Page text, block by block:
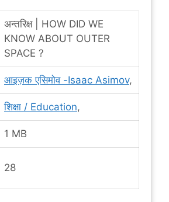
अन्तरिक्ष | HOW DID WE
KNOW ABOUT OUTER
SPACE ?
आइज़क एसिमोव -Isaac Asimov,
शिक्षा / Education,
1 MB
28